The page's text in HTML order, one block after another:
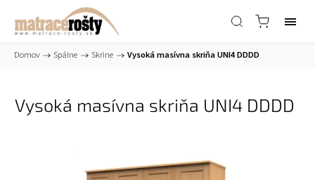
Domov / Spálne / Skrine / Vysoká masívna skriňa UNI4 DDDD
Vysoká masívna skriňa UNI4 DDDD